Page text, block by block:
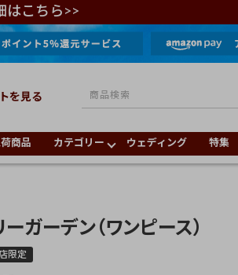
はこちら>>
を見る
商品 カテゴリー ウェディング 特集
ーガーデン（ワンピース）
限定